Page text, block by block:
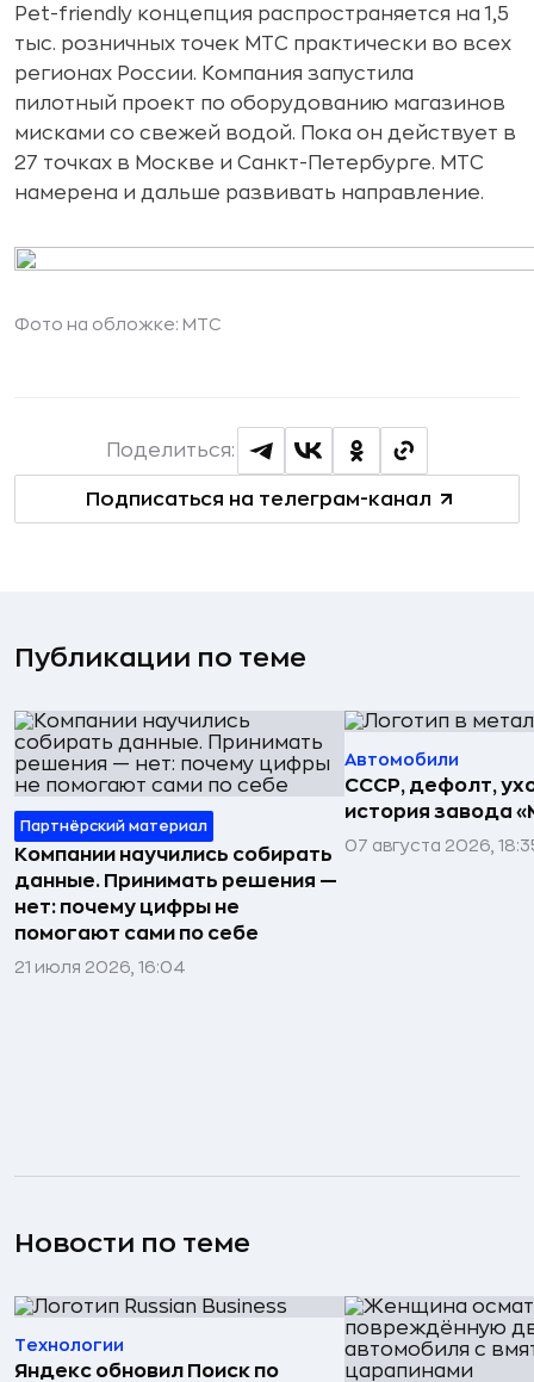
Pet-friendly концепция распространяется на 1,5
тыс. розничных точек МТС практически во всех
регионах России. Компания запустила
пилотный проект по оборудованию магазинов
мисками со свежей водой. Пока он действует в
27 точках в Москве и Санкт-Петербурге. МТС
намерена и дальше развивать направление.
Фото на обложке: МТС
Подписаться на телеграм-канал
Поделиться:
Публикации по теме
Партнёрский материал
Компании научились собирать
данные. Принимать решения —
нет: почему цифры не
помогают сами по себе
21 июля 2026, 16:04
Автомобили
СССР, дефолт,
история завода
07 августа 2026,
Новости по теме
Технологии
Яндекс обновил Поиск по